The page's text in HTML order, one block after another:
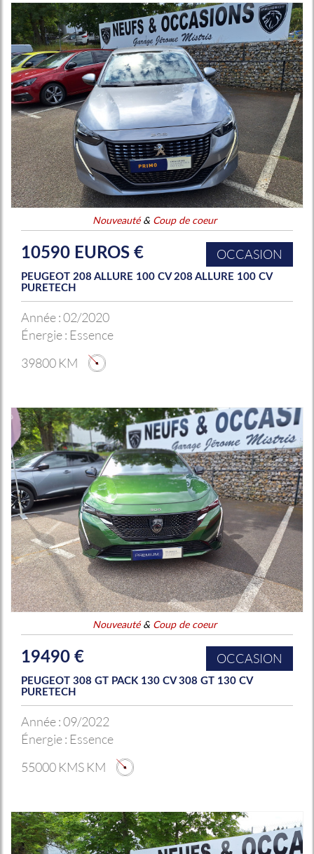
Nouveauté& Coup de coeur
10590 EUROS € OCCASION
PEUGEOT 208 ALLURE 100 CV 208 ALLURE 100 CV
PURETECH
Année :02/2020
Énergie : Essence
39800 KM
Nouveauté& Coup de coeur
19490 € OCCASION
PEUGEOT 308 GT PACK 130 CV 308 GT 130 CV
PURETECH
Année :09/2022
Énergie : Essence
55000 KMS KM